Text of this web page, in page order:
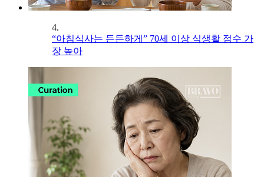
4.
“아침식사는 든든하게” 70세 이상 식생활 점수 가
장 높아